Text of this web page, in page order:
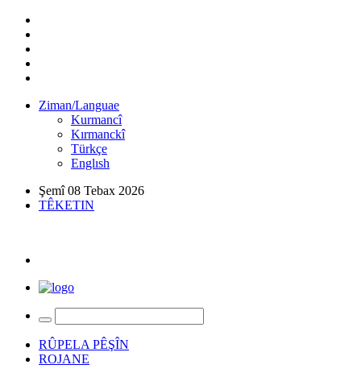
Ziman/Languae
Kurmancî
Kırmanckî
Türkçe
Englısh
Şemî 08 Tebax 2026
TÊKETIN
RÛPELA PÊŞÎN
ROJANE